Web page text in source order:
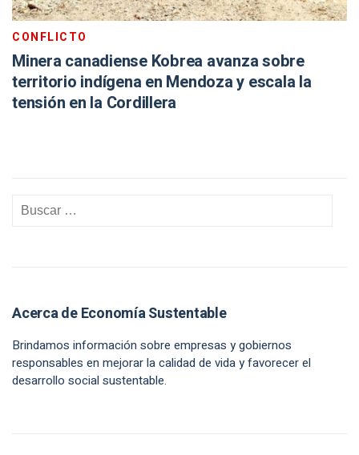
CONFLICTO
Minera canadiense Kobrea avanza sobre
territorio indígena en Mendoza y escala la
tensión en la Cordillera
Acerca de Economía Sustentable
Brindamos información sobre empresas y gobiernos
responsables en mejorar la calidad de vida y favorecer el
desarrollo social sustentable.